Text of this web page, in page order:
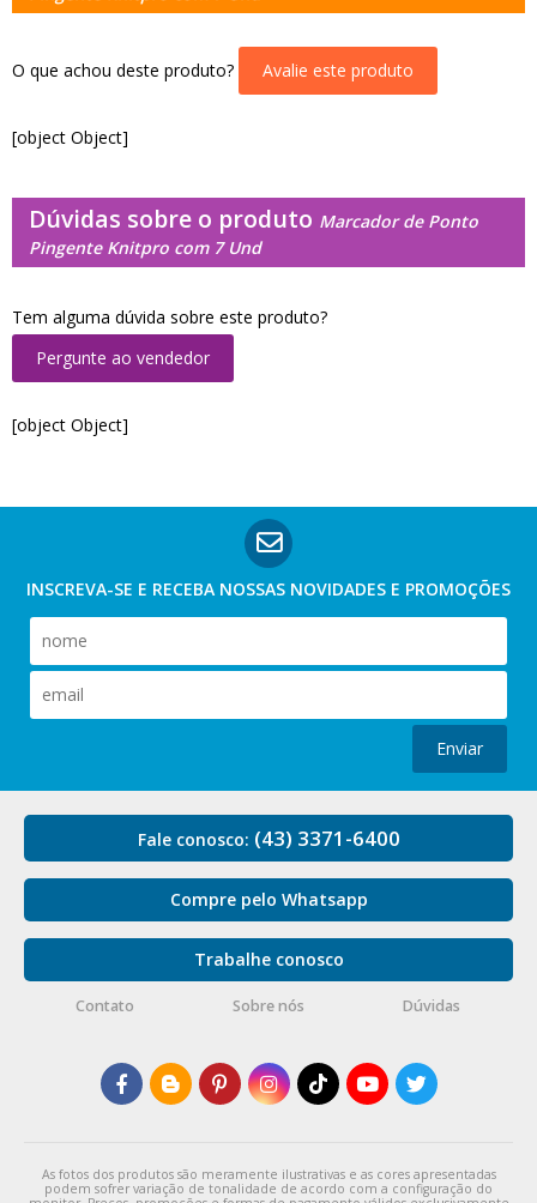
O que achou deste produto? Avalie este produto
[object Object]
Dúvidas sobre o produto Marcador de Ponto
Pingente Knitpro com 7 Und
Tem alguma dúvida sobre este produto?
Pergunte ao vendedor
[object Object]
INSCREVA-SE E RECEBA NOSSAS NOVIDADES E PROMOÇÕES
Enviar
Fale conosco: (43) 3371-6400
Compre pelo Whatsapp
Trabalhe conosco
Contato Sobre nós Dúvidas
As fotos dos produtos são meramente ilustrativas e as cores apresentadas
podem sofrer variação de tonalidade de acordo com a configuração do